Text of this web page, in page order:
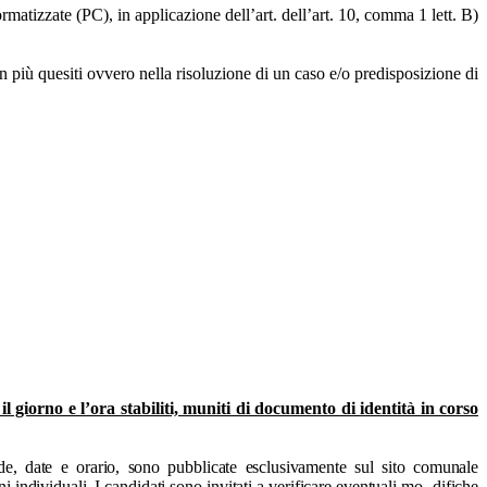
(PC), in applicazione dell’art. dell’art. 10, comma 1 lett. B)
quesiti ovvero nella risoluzione di un caso e/o predisposizione di
il giorno e l’ora stabiliti, muniti di documento di identità in corso
date e orario, sono pubblicate esclusivamente sul sito comunale